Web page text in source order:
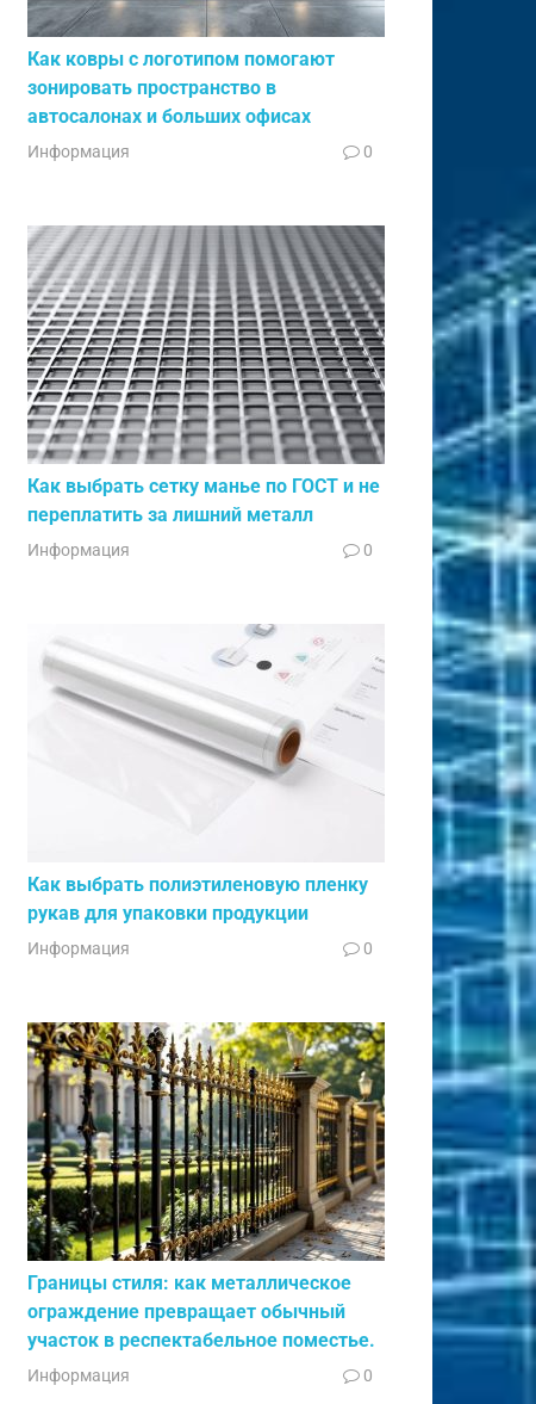
Как ковры с логотипом помогают
зонировать пространство в
автосалонах и больших офисах
Информация 0
Как выбрать сетку манье по ГОСТ и не
переплатить за лишний металл
Информация 0
Как выбрать полиэтиленовую пленку
рукав для упаковки продукции
Информация 0
Границы стиля: как металлическое
ограждение превращает обычный
участок в респектабельное поместье.
Информация 0